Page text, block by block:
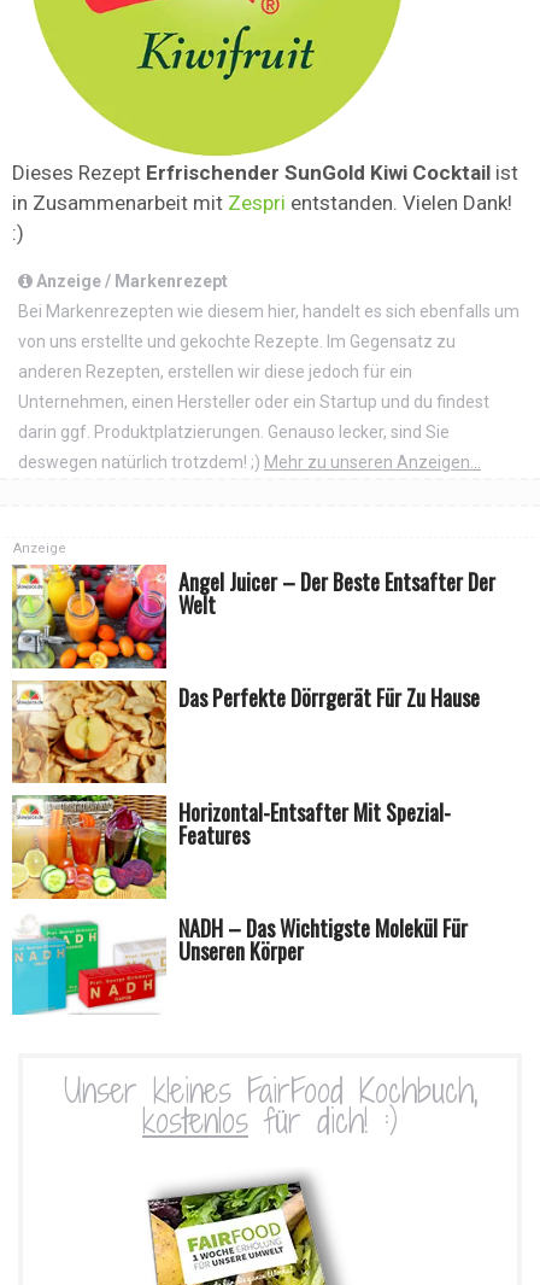
Dieses Rezept Erfrischender SunGold Kiwi Cocktail ist
in Zusammenarbeit mit Zespri entstanden. Vielen Dank!
:)
Anzeige / Markenrezept
Bei Markenrezepten wie diesem hier, handelt es sich ebenfalls um
von uns erstellte und gekochte Rezepte. Im Gegensatz zu
anderen Rezepten, erstellen wir diese jedoch für ein
Unternehmen, einen Hersteller oder ein Startup und du findest
darin ggf. Produktplatzierungen. Genauso lecker, sind Sie
deswegen natürlich trotzdem! ;) Mehr zu unseren Anzeigen...
Angel Juicer – Der Beste Entsafter Der
Welt
Das Perfekte Dörrgerät Für Zu Hause
Horizontal-Entsafter Mit Spezial-
Features
Anzeige
NADH – Das Wichtigste Molekül Für
Unseren Körper
Unser kleines FairFood Kochbuch,
kostenlos für dich! :)